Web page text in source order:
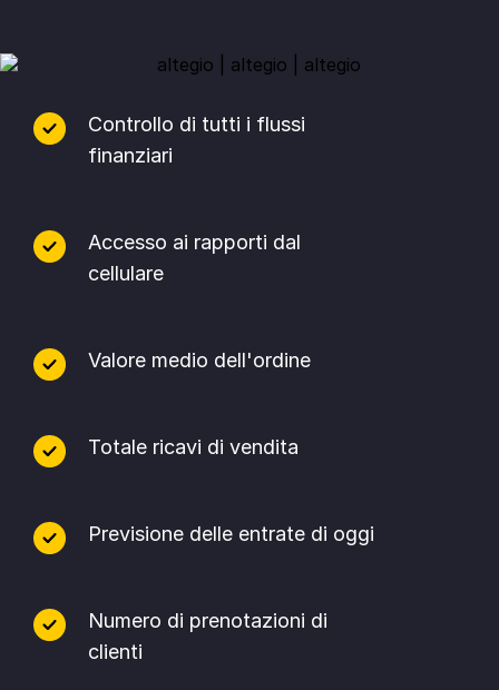
Controllo di tutti i flussi
finanziari
Accesso ai rapporti dal
cellulare
Valore medio dell'ordine
Totale ricavi di vendita
Previsione delle entrate di oggi
Numero di prenotazioni di
clienti